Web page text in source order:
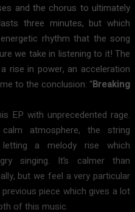
and the chorus to ultimately
three minutes, but which
rhythm that the song
we take in listening to it! The
rise in power, an acceleration
to the conclusion: “Breaking
EP with unprecedented rage.
atmosphere, the string
letting a melody rise which
singing. It’s calmer than
but we feel a very particular
piece which gives a lot
of this music.